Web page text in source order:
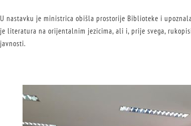
U nastavku je ministrica obišla prostorije Biblioteke i
je literatura na orijentalnim jezicima, ali i, prije svega,
javnosti.